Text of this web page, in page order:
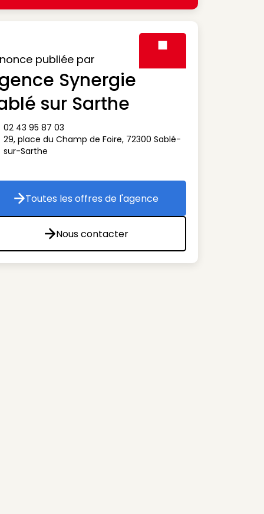
publiée par
Synergie
sur Sarthe
téléphone
02 43 95 87 03
adresse
29, place du Champ de Foire, 72300 Sablé-
sur-Sarthe
Toutes les offres de l'agence
Toutes les offres de l'agence
Nous contacter
Nous contacter